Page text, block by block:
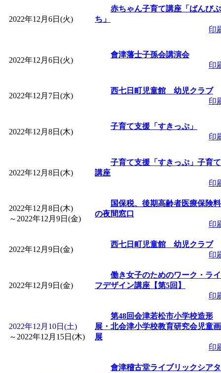
～」 受付期間：～
子育て講座「ばん
2026/07/10～2026/08/
「子育て交流広場「
間：2026/07/13～
子育て交流広場「
間：2026/08/10～2026/
赤ちゃん子育て講
付期間：2026/08/10～
「赤ちゃん子育て講
付期間：2026/08/10～
まだまだ暑い！コ
レクリエーション 障
ットせよ！」 受付期
2022年12月6日(火)
赤ちゃん子育て講座「ばんびぷ
ち」
印
2022年12月6日(火)
會津藩士子孫会講演会
印
2022年12月7日(水)
西七日町児童館 幼児クラブ
印
2022年12月8日(木)
子育て支援「すきっぷ」
印
2022年12月8日(木)
子育て支援「すきっぷ」子育て
講座
印
2022年12月8日(木)
～ 2022年12月9日(金)
国保税、後期高齢者医療保険料
の夜間窓口
印
2022年12月9日(金)
西七日町児童館 幼児クラブ
印
2022年12月9日(金)
働き女子のためのワーク・ライ
フデザイン講座【第5回】
印
2022年12月10日(土)
～ 2022年12月15日(木)
第48回会津若松市小学校造形
展・北会津小学校教育研究会児童画
展
印
會津稽古堂ライブリックシアタ